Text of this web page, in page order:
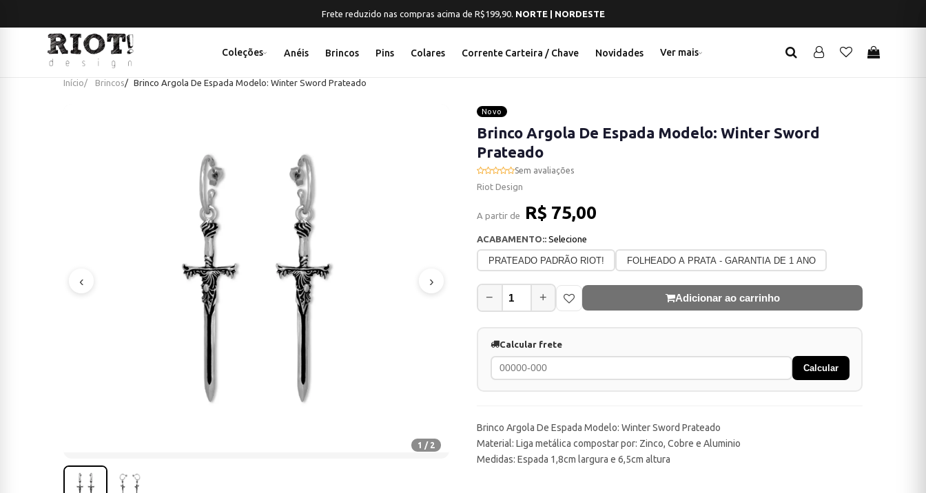
Frete reduzido nas compras acima de R$199,90. NORTE | NORDESTE
Coleções Anéis Brincos Pins Colares Corrente Carteira / Chave Novidades Ver mais
Início Brincos Brinco Argola De Espada Modelo: Winter Sword Prateado
‹ ›
1 / 2
Novo
Brinco Argola De Espada Modelo: Winter Sword
Prateado
Sem avaliações
Riot Design
A partir de R$ 75,00
ACABAMENTO:: Selecione
PRATEADO PADRÃO RIOT! FOLHEADO A PRATA - GARANTIA DE 1 ANO
− + Adicionar ao carrinho
Calcular frete
Calcular
Brinco Argola De Espada Modelo: Winter Sword Prateado
Material: Liga metálica compostar por: Zinco, Cobre e Aluminio
Medidas: Espada 1,8cm largura e 6,5cm altura